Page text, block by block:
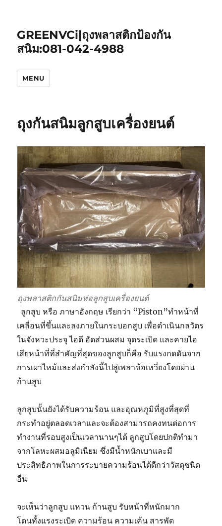
GREENVCi|ถุงพลาสติกป้องกัน
สนิม:081-042-4988
MENU
ถุงกันสนิมลูกสูบเครื่องยนต์
ถุงพลาสติกกันสนิมห่อลูกสูบเครื่องยนต์
ลูกสูบ หรือ ภาษาอังกฤษ เรียกว่า “Piston”ทำหน้าที่
เคลื่อนที่ขึ้นและลงภายในกระบอกสูบ เพื่อดำเนินกลวัตร
ในจังหวะประจุ ไอดี อัดส่วนผสม จุดระเบิด และคายไอ
เสียหน้าที่ที่สำคัญที่สุดของลูกสูบก็คือ รับแรงกดดันจาก
การเผาไหม้และส่งกำลังนี้ไปสู่เพลาข้อเหวี่ยงโดยผ่าน
ก้านสูบ
ลูกสูบนั้นยังได้รับความร้อน และอุณหภูมิที่สูงที่สุดที่
กระทำอยู่ตลอดเวลาและจะต้องสามารถคงทนต่อการ
ทำงานที่รอบสูงเป็นเวลานานๆได้ ลูกสูบโดยปกติทำมา
จากโลหะผสมอลูมิเนียม ซึ่งมีน้ำหนักเบาและมี
ประสิทธิภาพในการระบายความร้อนได้ดีกว่าวัสดุชนิด
อื่น
จะเห็นว่าลูกสูบ แหวน ก้านสูบ รับหน้าที่หนักมาก
โดนทั้งแรงระเบิด ความร้อน ความเค้น สารพัด